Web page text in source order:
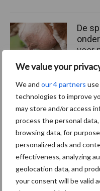
We value your
We and our 4 partners
technologies to improve
may store and/or access
process the personal
browsing data, for
personalized ads and
effectiveness, analyzing
geolocation data, and
your consent will be valid
De
voor
markt
Themapagina's